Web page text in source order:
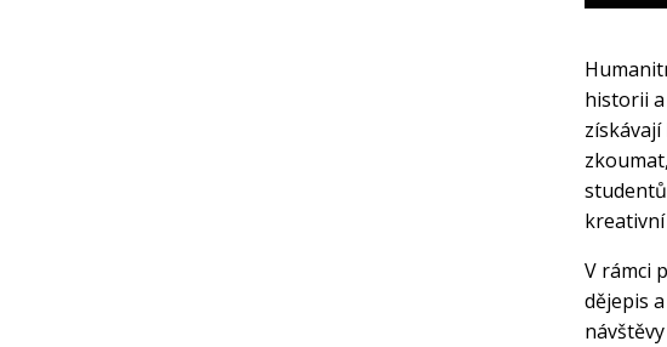
historii
V rámci
dějepis